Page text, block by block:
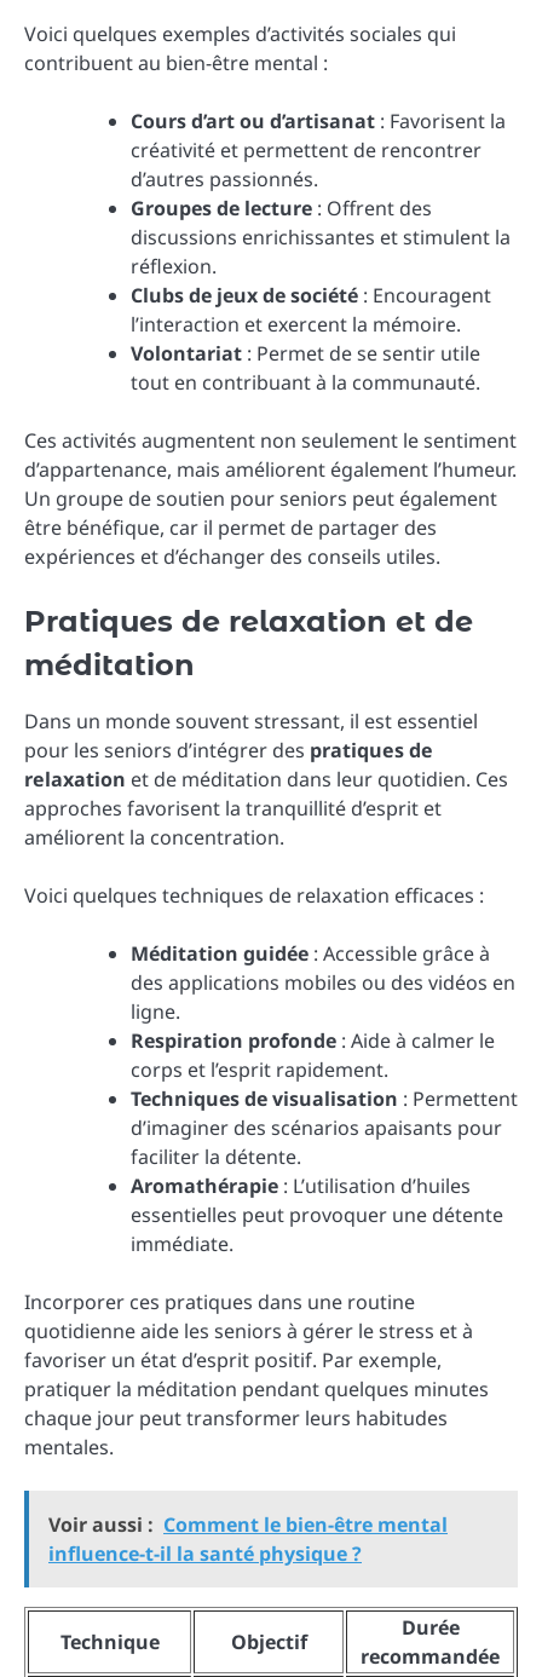
Voici quelques exemples d’activités sociales qui
contribuent au bien-être mental :
Cours d’art ou d’artisanat : Favorisent la
créativité et permettent de rencontrer
d’autres passionnés.
Groupes de lecture : Offrent des
discussions enrichissantes et stimulent la
réflexion.
Clubs de jeux de société : Encouragent
l’interaction et exercent la mémoire.
Volontariat : Permet de se sentir utile
tout en contribuant à la communauté.
Ces activités augmentent non seulement le sentiment
d’appartenance, mais améliorent également l’humeur.
Un groupe de soutien pour seniors peut également
être bénéfique, car il permet de partager des
expériences et d’échanger des conseils utiles.
Pratiques de relaxation et de
méditation
Dans un monde souvent stressant, il est essentiel
pour les seniors d’intégrer des pratiques de
relaxation et de méditation dans leur quotidien. Ces
approches favorisent la tranquillité d’esprit et
améliorent la concentration.
Voici quelques techniques de relaxation efficaces :
Méditation guidée : Accessible grâce à
des applications mobiles ou des vidéos en
ligne.
Respiration profonde : Aide à calmer le
corps et l’esprit rapidement.
Techniques de visualisation : Permettent
d’imaginer des scénarios apaisants pour
faciliter la détente.
Aromathérapie : L’utilisation d’huiles
essentielles peut provoquer une détente
immédiate.
Incorporer ces pratiques dans une routine
quotidienne aide les seniors à gérer le stress et à
favoriser un état d’esprit positif. Par exemple,
pratiquer la méditation pendant quelques minutes
chaque jour peut transformer leurs habitudes
mentales.
Voir aussi : Comment le bien-être mental
influence-t-il la santé physique ?
Technique Objectif
Durée
recommandée